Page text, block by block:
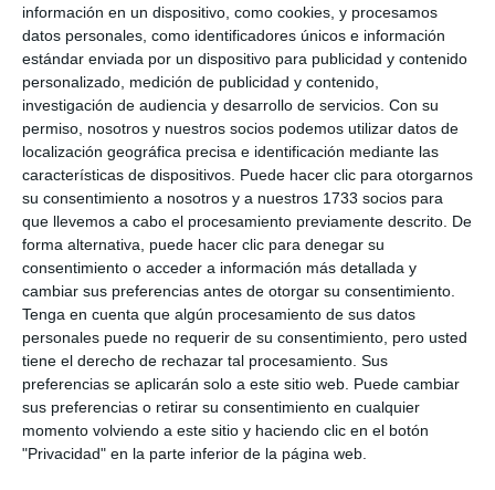
información en un dispositivo, como cookies, y procesamos
datos personales, como identificadores únicos e información
estándar enviada por un dispositivo para publicidad y contenido
personalizado, medición de publicidad y contenido,
investigación de audiencia y desarrollo de servicios. Con su
permiso, nosotros y nuestros socios podemos utilizar datos de
localización geográfica precisa e identificación mediante las
características de dispositivos. Puede hacer clic para otorgarnos
su consentimiento a nosotros y a nuestros 1733 socios para
que llevemos a cabo el procesamiento previamente descrito. De
forma alternativa, puede hacer clic para denegar su
consentimiento o acceder a información más detallada y
cambiar sus preferencias antes de otorgar su consentimiento.
Tenga en cuenta que algún procesamiento de sus datos
personales puede no requerir de su consentimiento, pero usted
tiene el derecho de rechazar tal procesamiento. Sus
preferencias se aplicarán solo a este sitio web. Puede cambiar
sus preferencias o retirar su consentimiento en cualquier
momento volviendo a este sitio y haciendo clic en el botón
"Privacidad" en la parte inferior de la página web.
Mijas alza la voz contra la
violencia machista
ACTUALIDAD
Presentan la campaña ‘Vivas y
libres en igualdad’ y el
documental 'Yo, puedo contarlo'
ACTUALIDAD
Mijas joins the International Day
for the Elimination of Violence
Against Women
ACTUALIDAD
Viogenex celebra su primera
reunión del verano para
combatir la violencia machista